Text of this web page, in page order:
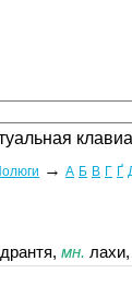
→ А Б В Г Ґ
мн.